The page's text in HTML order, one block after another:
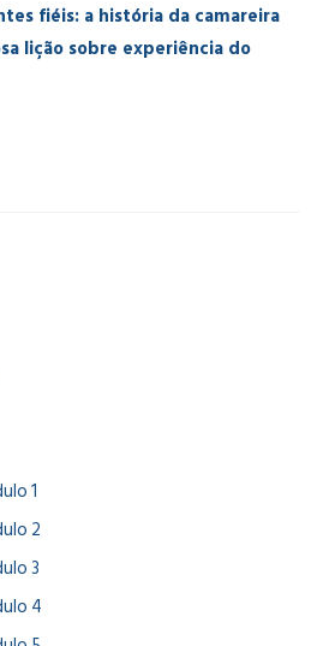
fiéis: a história da camareira
lição sobre experiência do
1
2
3
4